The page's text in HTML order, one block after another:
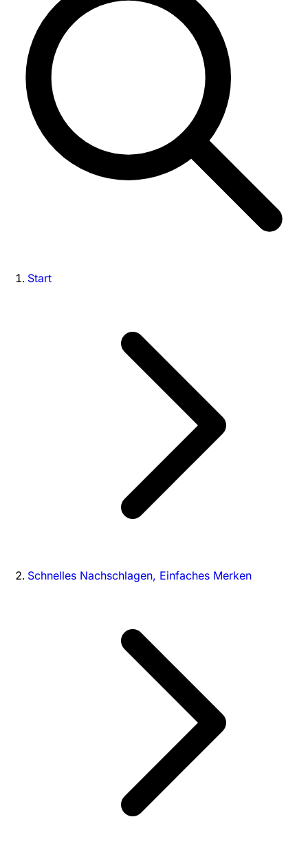
Start
Schnelles Nachschlagen, Einfaches Merken